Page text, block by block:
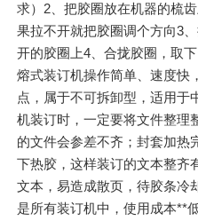
求）2、把胶圈放在机器的梳
果拉不开就把胶圈调个方向3
开的胶圈上4、合拢胶圈，取
熔式装订机操作简单、速度快
点，属于不可拆卸型，适用于
机装订时，一定要将文件整理
的文件会参差不齐；封套加热
下热胶，这样装订的文本整齐
文本，易造成散页，待胶条冷
是所有装订机中，使用成本**